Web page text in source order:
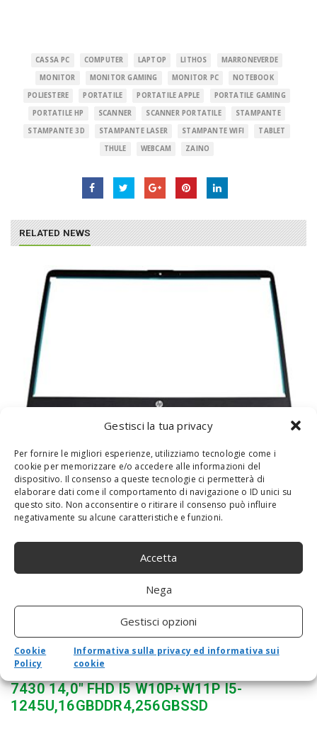
Gestisci la tua privacy
Per fornire le migliori esperienze, utilizziamo tecnologie come i
cookie per memorizzare e/o accedere alle informazioni del
dispositivo. Il consenso a queste tecnologie ci permetterà di
elaborare dati come il comportamento di navigazione o ID unici su
questo sito. Non acconsentire o ritirare il consenso può influire
negativamente su alcune caratteristiche e funzioni.
Accetta
Nega
Gestisci opzioni
Cookie
Policy
Informativa sulla privacy ed informativa sui
cookie
CASSA PC COMPUTER LAPTOP LITHOS
MARRONEVERDE
MONITOR
MONITOR GAMING MONITOR PC
NOTEBOOK
POLIESTERE
PORTATILE PORTATILE APPLE
PORTATILE GAMING
PORTATILE HP
SCANNER SCANNER PORTATILE
STAMPANTE
STAMPANTE 3D
STAMPANTE LASER STAMPANTE WIFI
TABLET
THULE
WEBCAM ZAINO
RELATED NEWS
Computer Portatile
PORTÁTIL INTERNACIONAL DELL LATITUDE
7430 14,0″ FHD I5 W10P+W11P I5-
1245U,16GBDDR4,256GBSSD